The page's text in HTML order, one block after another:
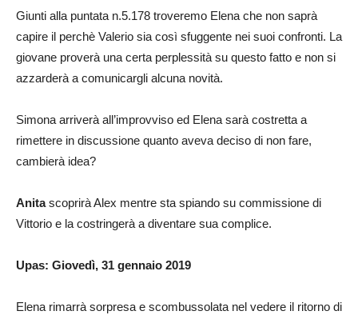
Giunti alla puntata n.5.178 troveremo Elena che non saprà
capire il perchè Valerio sia così sfuggente nei suoi confronti. La
giovane proverà una certa perplessità su questo fatto e non si
azzarderà a comunicargli alcuna novità.
Simona arriverà all’improvviso ed Elena sarà costretta a
rimettere in discussione quanto aveva deciso di non fare,
cambierà idea?
Anitascoprirà Alex mentre sta spiando su commissione di
Vittorio e la costringerà a diventare sua complice.
Upas: Giovedì, 31 gennaio 2019
Elena rimarrà sorpresa e scombussolata nel vedere il ritorno di